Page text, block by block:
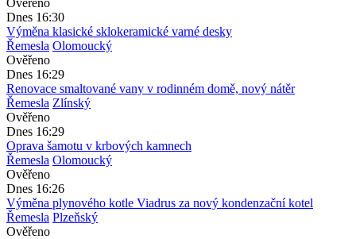
Ověřeno
Dnes 16:30
Výměna klasické sklokeramické varné desky
Řemesla Olomoucký
Ověřeno
Dnes 16:29
Renovace smaltované vany v rodinném domě, nový nátěr
Řemesla Zlínský
Ověřeno
Dnes 16:29
Oprava šamotu v krbových kamnech
Řemesla Olomoucký
Ověřeno
Dnes 16:26
Výměna plynového kotle Viadrus za nový kondenzační kotel
Řemesla Plzeňský
Ověřeno